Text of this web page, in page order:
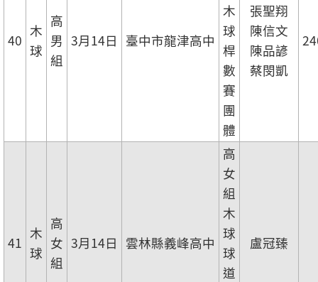
40
木
球
高
男
組
3月14日 臺中市龍津高中
木
球
桿
數
賽
團
體
張聖翔
陳信文
陳品諺
蔡閔凱
41
木
球
高
女
組
3月14日 雲林縣義峰高中
高
女
組
木
球
球
道
盧冠臻